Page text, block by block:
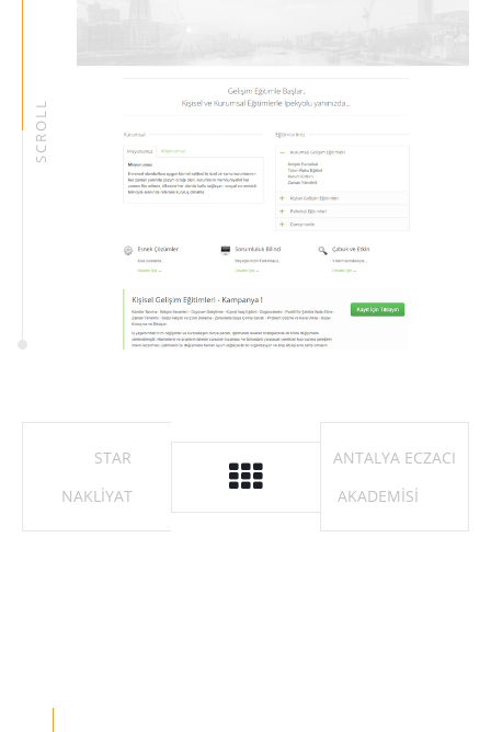
SCROLL
STAR
NAKLIYAT
ANTALYA ECZACI
AKADEMISI